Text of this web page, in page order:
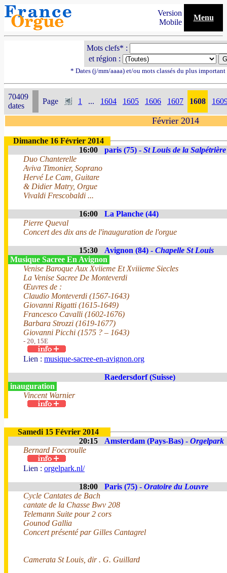
Version
Mobile
Menu
Mots clefs* :
et région :
* Dates (j/mm/aaaa) et/ou mots classés du plus
70409
dates
Page 1 ... 1604 1605 1606 1607 1608
Février 2014
Dimanche 16 Février 2014
16:00
paris (75) - St Louis de la Salpétrière
Duo Chanterelle
Aviva Timonier, Soprano
Hervé Le Cam, Guitare
& Didier Matry, Orgue
Vivaldi Frescobaldi ...
16:00
La Planche (44)
Pierre Queval
Concert des dix ans de l'inauguration de l'orgue
15:30 Avignon (84) - Chapelle St Louis
Musique Sacree En Avignon
Venise Baroque Aux Xviieme Et Xviiieme Siecles
La Venise Sacree De Monteverdi
Œuvres de :
Claudio Monteverdi (1567-1643)
Giovanni Rigatti (1615-1649)
Francesco Cavalli (1602-1676)
Barbara Strozzi (1619-1677)
Giovanni Picchi (1575 ? – 1643)
- 20, 15E
Lien : musique-sacree-en-avignon.org
Raedersdorf (Suisse)
inauguration
Vincent Warnier
Samedi 15 Février 2014
20:15
Amsterdam (Pays-Bas) - Orgelpark
Bernard Foccroulle
Lien : orgelpark.nl/
18:00 Paris (75) - Oratoire du Louvre
Cycle Cantates de Bach
cantate de la Chasse Bwv 208
Telemann Suite pour 2 cors
Gounod Gallia
Concert présenté par Gilles Cantagrel
Camerata St Louis, dir . G. Guillard